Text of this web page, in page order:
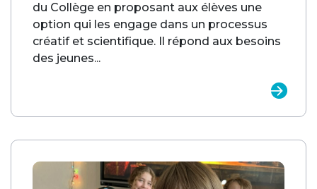
du Collège en proposant aux élèves une
option qui les engage dans un processus
créatif et scientifique. Il répond aux besoins
des jeunes...